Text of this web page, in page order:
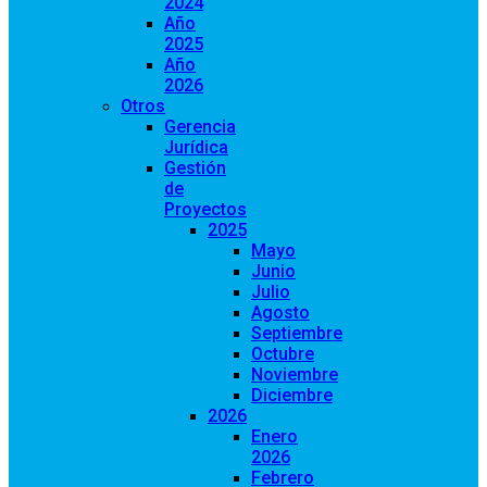
Año
2025
Año
2026
Otros
Gerencia
Jurídica
Gestión
de
Proyectos
2025
Mayo
Junio
Julio
Agosto
Septiembre
Octubre
Noviembre
Diciembre
2026
Enero
2026
Febrero